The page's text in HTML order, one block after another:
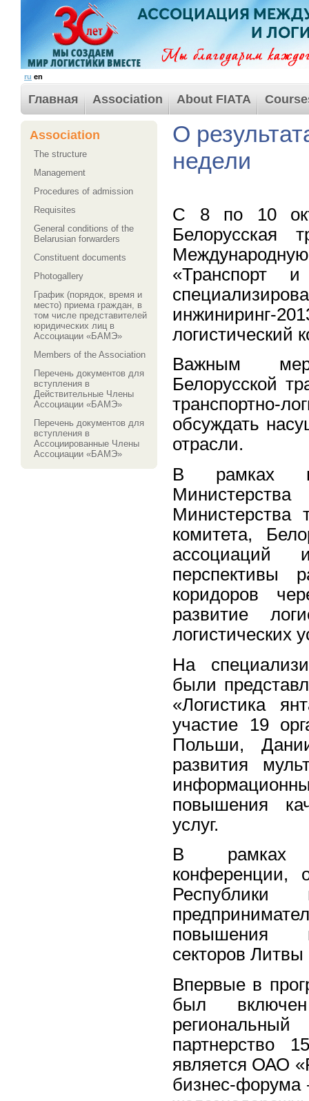
ru en
Главная Association About FIATA
Association
The structure
Management
Procedures of admission
Requisites
General conditions of the
Belarusian forwarders
Сonstituent documents
Photogallery
График (порядок, время и
место) приема граждан, в
том числе представителей
юридических лиц в
Ассоциации «БАМЭ»
Members of the Association
Перечень документов для
вступления в
Действительные Члены
Ассоциации «БАМЭ»
Перечень документов для
вступления в
Ассоциированные Члены
Ассоциации «БАМЭ»
О
недели
С 8 по 10
Белорусская
«Транспорт
инжиниринг-
логистический
Важным
Белорусской
транспортно-
обсуждать
отрасли.
В рамках
Министерства
комитета,
ассоциаций
перспективы
коридоров
развитие
логистических
На
были
«Логистика
участие 19
Польши,
развития
повышения
услуг.
В рамках
конференции,
повышения
секторов
Впервые в
был включен
партнерство
является ОАО
бизнес-форума